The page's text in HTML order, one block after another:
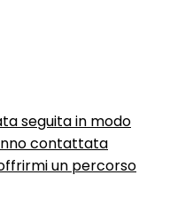
seguita in modo
contattata
un percorso